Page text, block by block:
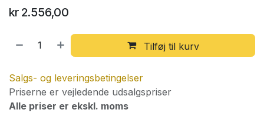
kr 2.556,00
Tilføj til kurv
Salgs- og leveringsbetingelser
Priserne er vejledende udsalgspriser
Alle priser er ekskl. moms